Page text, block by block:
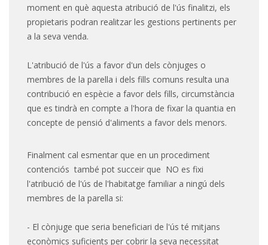
moment en què aquesta atribució de l'ús finalitzi, els
propietaris podran realitzar les gestions pertinents per
a la seva venda.
L'atribució de l'ús a favor d'un dels cònjuges o
membres de la parella i dels fills comuns resulta una
contribució en espècie a favor dels fills, circumstància
que es tindrà en compte a l'hora de fixar la quantia en
concepte de pensió d'aliments a favor dels menors.
Finalment cal esmentar que en un procediment
contenciós també pot succeir que NO es fixi
l'atribució de l'ús de l'habitatge familiar a ningú dels
membres de la parella si:
- El cònjuge que seria beneficiari de l'ús té mitjans
econòmics suficients per cobrir la seva necessitat